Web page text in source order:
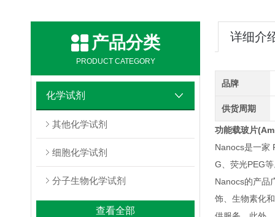
产品分类
PRODUCT CATEGORY
化学试剂
其他化学试剂
细胞化学试剂
分子生物化学试剂
查看全部
详细介
品牌
供货周期
功能载玻片
Nanocs是一家
G、荧光PEG
Nanocs的产品
饰、生物素化